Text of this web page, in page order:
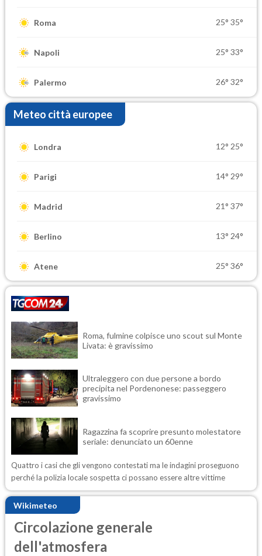
Roma 25° 35°
Napoli 25° 33°
Palermo 26° 32°
Meteo città europee
Londra 12° 25°
Parigi 14° 29°
Madrid 21° 37°
Berlino 13° 24°
Atene 25° 36°
Roma, fulmine colpisce uno scout sul Monte
Livata: è gravissimo
Ultraleggero con due persone a bordo
precipita nel Pordenonese: passeggero
gravissimo
Ragazzina fa scoprire presunto molestatore
seriale: denunciato un 60enne
Quattro i casi che gli vengono contestati ma le indagini proseguono
perché la polizia locale sospetta ci possano essere altre vittime
Wikimeteo
Circolazione generale
dell'atmosfera